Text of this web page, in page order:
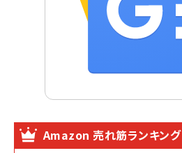
Amazon 売れ筋ランキング